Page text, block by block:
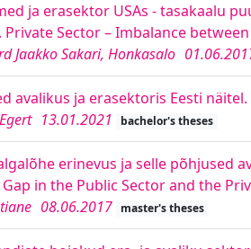
ja erasektor USAs - tasakaalu
Private Sector – Imbalance
Jaakko Sakari, Honkasalo
avalikus ja erasektoris Eesti
13.01.2021 bachelor's theses
erinevus ja selle põhjused
in the Public Sector and the
08.06.2017 master's theses